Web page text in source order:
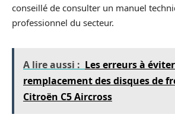
conseillé de consulter un manuel
professionnel du secteur.
A lire aussi : Les erreurs à
remplacement des disques de
Citroën C5 Aircross